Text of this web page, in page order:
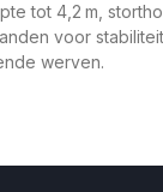
tot 4,2 m,
voor
werven.